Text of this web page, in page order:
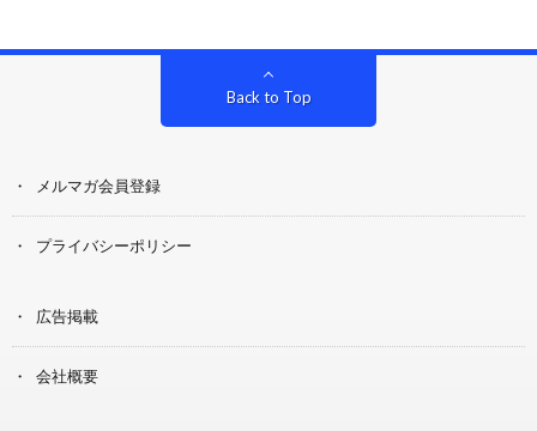
Back to Top
メルマガ会員登録
プライバシーポリシー
広告掲載
会社概要